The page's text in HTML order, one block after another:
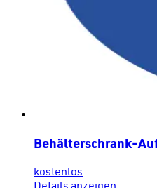
Behälterschrank-
kostenlos